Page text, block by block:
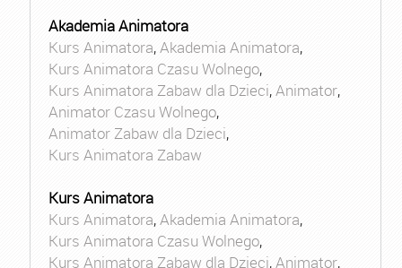
Akademia Animatora
Kurs Animatora,Akademia Animatora,
Kurs Animatora Czasu Wolnego,
Kurs Animatora Zabaw dla Dzieci,Animator,
Animator Czasu Wolnego,
Animator Zabaw dla Dzieci,
Kurs Animatora Zabaw
Kurs Animatora
Kurs Animatora,Akademia Animatora,
Kurs Animatora Czasu Wolnego,
Kurs Animatora Zabaw dla Dzieci,Animator,